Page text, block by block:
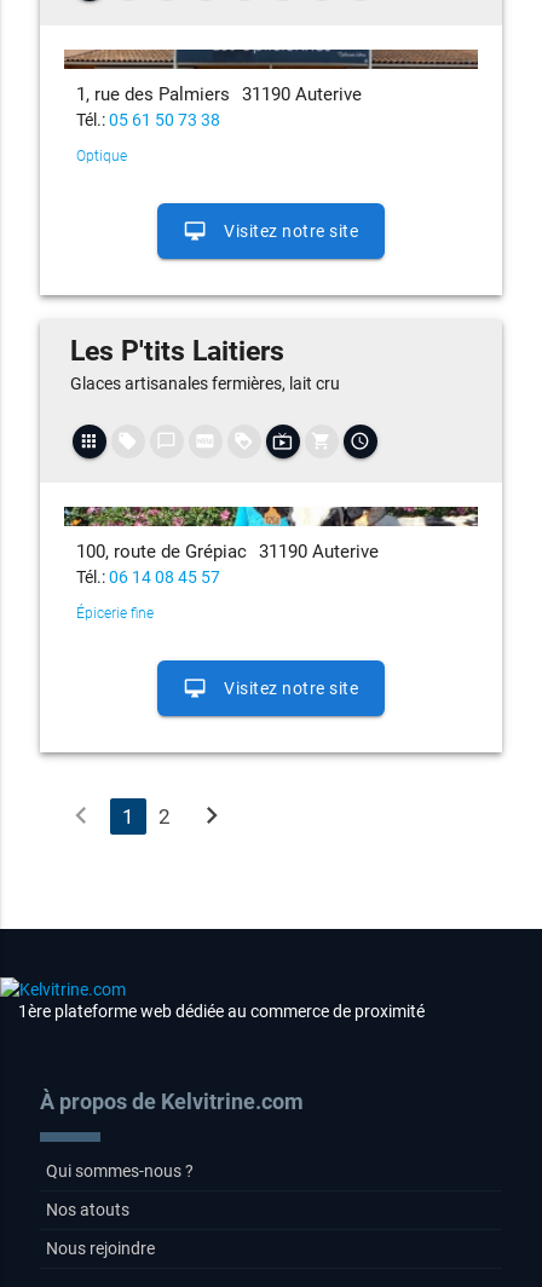
1, rue des Palmiers 31190 Auterive
Tél.:05 61 50 73 38
Optique
desktop_mac Visitez notre site
Les P'tits Laitiers
Glaces artisanales fermières, lait cru
apps local_offer chat_bubble_outline fiber_new loyalty live_tv shopping_cart access_time
100, route de Grépiac 31190 Auterive
Tél.:06 14 08 45 57
Épicerie fine
desktop_mac Visitez notre site
chevron_left 1 2 chevron_right
1ère plateforme web dédiée au commerce de proximité
À propos de Kelvitrine.com
Qui sommes-nous ?
Nos atouts
Nous rejoindre